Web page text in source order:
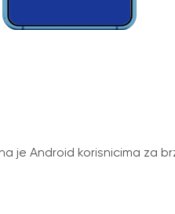
je Android korisnicima za